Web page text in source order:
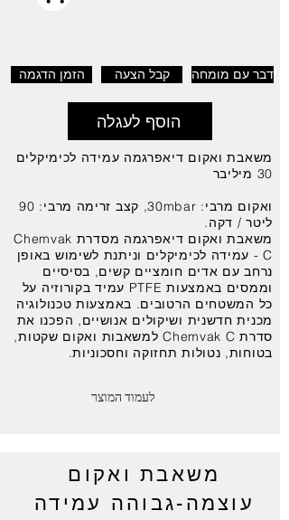
הזמן הדגמה קבל הצעה דבר עם מומחה
הוסף לעגלה
משאבת ואקום דיאפרגמה עמידה לכימיקלים
30 מיליבר
ואקום מרבי: 30mbar, קצב זרימה מרבי: 90
ליטר / דקה.
משאבת ואקום דיאפרגמה מסדרת Chemvak
C - עמידה לכימיקלים וניתנת לשימוש באופן
נרחב עם אדים חומציים קשים, בסיסיים
וממסים באמצעות PTFE עמיד בקורוזיה על
כל המשטחים הרטובים. באמצעות טכנולוגיה
מכנית חדשנית ושיקולים אנושיים, הפכנו את
סדרת Chemvak C למשאבות ואקום שקטות,
בטוחות, נטולות תחזוקה וחסכוניות.
לעמוד המוצר
משאבת ואקום
עוצמה-גבוהה עמידה